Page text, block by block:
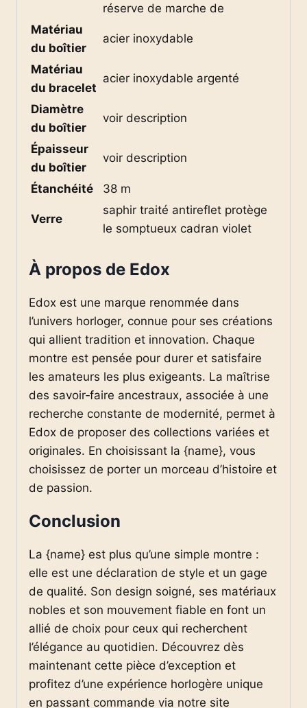
réserve de marche de
Matériau
du boîtier
acier inoxydable
Matériau
du bracelet
acier inoxydable argenté
Diamètre
du boîtier
voir description
Épaisseur
du boîtier
voir description
Étanchéité 38 m
Verre
saphir traité antireflet protège
le somptueux cadran violet
À propos de Edox
Edox est une marque renommée dans
l’univers horloger, connue pour ses créations
qui allient tradition et innovation. Chaque
montre est pensée pour durer et satisfaire
les amateurs les plus exigeants. La maîtrise
des savoir‑faire ancestraux, associée à une
recherche constante de modernité, permet à
Edox de proposer des collections variées et
originales. En choisissant la {name}, vous
choisissez de porter un morceau d’histoire et
de passion.
Conclusion
La {name} est plus qu’une simple montre :
elle est une déclaration de style et un gage
de qualité. Son design soigné, ses matériaux
nobles et son mouvement fiable en font un
allié de choix pour ceux qui recherchent
l’élégance au quotidien. Découvrez dès
maintenant cette pièce d’exception et
profitez d’une expérience horlogère unique
en passant commande via notre site